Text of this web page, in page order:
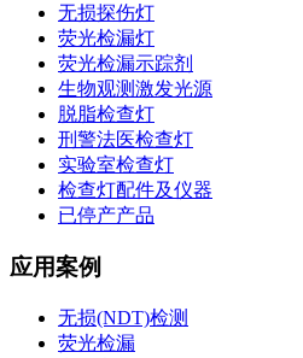
无损探伤灯
荧光检漏灯
荧光检漏示踪剂
生物观测激发光源
脱脂检查灯
刑警法医检查灯
实验室检查灯
检查灯配件及仪器
已停产产品
应用案例
无损(NDT)检测
荧光检漏